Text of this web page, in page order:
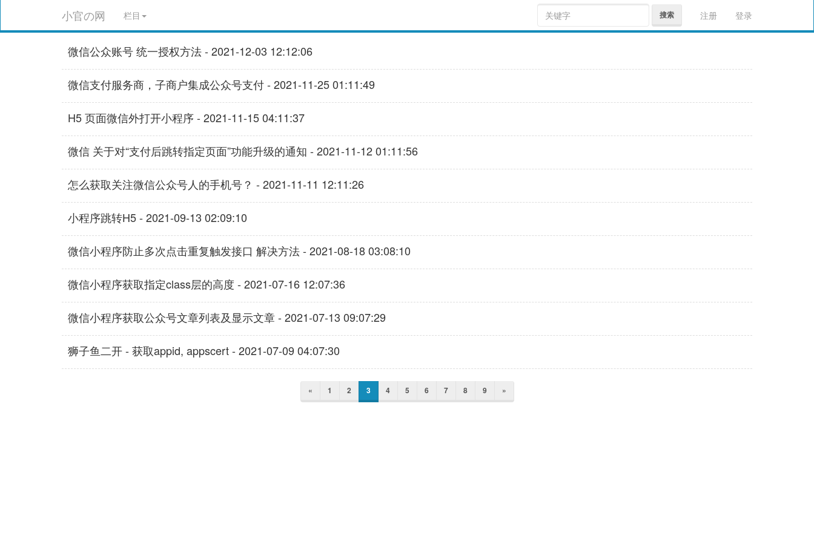
小官の网 栏目 注册 登录
搜索
微信公众账号 统一授权方法 - 2021-12-03 12:12:06
微信支付服务商，子商户集成公众号支付 - 2021-11-25 01:11:49
H5 页面微信外打开小程序 - 2021-11-15 04:11:37
微信 关于对“支付后跳转指定页面”功能升级的通知 - 2021-11-12 01:11:56
怎么获取关注微信公众号人的手机号？ - 2021-11-11 12:11:26
小程序跳转H5 - 2021-09-13 02:09:10
微信小程序防止多次点击重复触发接口 解决方法 - 2021-08-18 03:08:10
微信小程序获取指定class层的高度 - 2021-07-16 12:07:36
微信小程序获取公众号文章列表及显示文章 - 2021-07-13 09:07:29
狮子鱼二开 - 获取appid, appscert - 2021-07-09 04:07:30
« 1 2 3 4 5 6 7 8 9 »